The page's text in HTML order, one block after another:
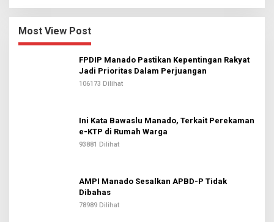
Most View Post
FPDIP Manado Pastikan Kepentingan Rakyat
Jadi Prioritas Dalam Perjuangan
106173 Dilihat
Ini Kata Bawaslu Manado, Terkait Perekaman
e-KTP di Rumah Warga
93881 Dilihat
AMPI Manado Sesalkan APBD-P Tidak
Dibahas
78989 Dilihat